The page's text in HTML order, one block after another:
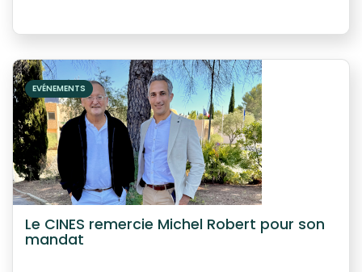
EVÉNEMENTS
Le CINES remercie Michel Robert pour son
mandat